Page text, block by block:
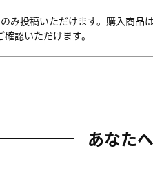
み投稿いただけます。購入商品
確認いただけます。
あなた